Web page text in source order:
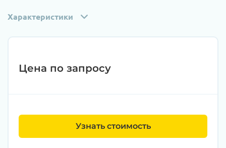
Характеристики
Цена по запросу
Узнать стоимость